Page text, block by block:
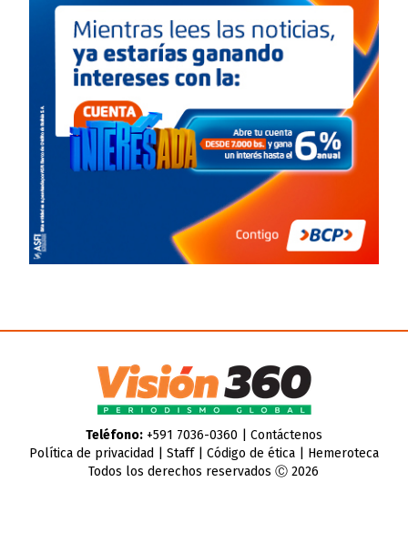
Teléfono:+591 7036-0360 | Contáctenos
Política de privacidad
Staff| Código de ética| Hemeroteca
Todos los derechos reservados Ⓒ 2026